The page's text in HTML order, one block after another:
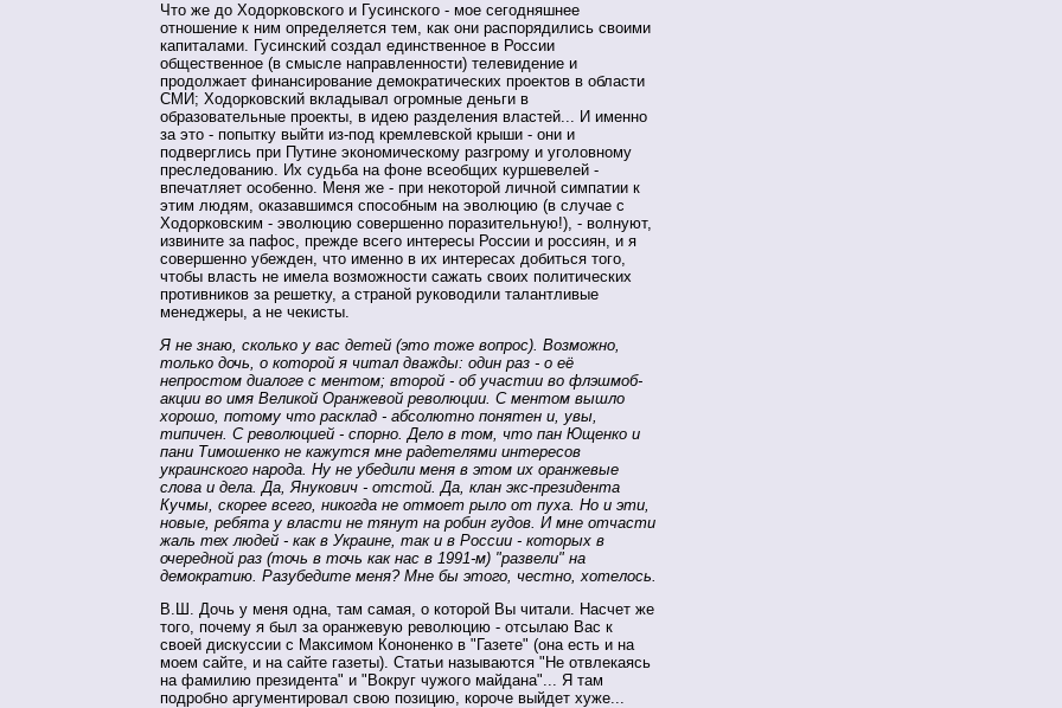
Что же до Ходорковского и Гусинского - мое сегодняшнее
отношение к ним определяется тем, как они распорядились своими
капиталами. Гусинский создал единственное в России
общественное (в смысле направленности) телевидение и
продолжает финансирование демократических проектов в области
СМИ; Ходорковский вкладывал огромные деньги в
образовательные проекты, в идею разделения властей... И именно
за это - попытку выйти из-под кремлевской крыши - они и
подверглись при Путине экономическому разгрому и уголовному
преследованию. Их судьба на фоне всеобщих куршевелей -
впечатляет особенно. Меня же - при некоторой личной симпатии к
этим людям, оказавшимся способным на эволюцию (в случае с
Ходорковским - эволюцию совершенно поразительную!), - волнуют,
извините за пафос, прежде всего интересы России и россиян, и я
совершенно убежден, что именно в их интересах добиться того,
чтобы власть не имела возможности сажать своих политических
противников за решетку, а страной руководили талантливые
менеджеры, а не чекисты.
Я не знаю, сколько у вас детей (это тоже вопрос). Возможно,
только дочь, о которой я читал дважды: один раз - о её
непростом диалоге с ментом; второй - об участии во флэшмоб-
акции во имя Великой Оранжевой революции. С ментом вышло
хорошо, потому что расклад - абсолютно понятен и, увы,
типичен. С революцией - спорно. Дело в том, что пан Ющенко и
пани Тимошенко не кажутся мне радетелями интересов
украинского народа. Ну не убедили меня в этом их оранжевые
слова и дела. Да, Янукович - отстой. Да, клан экс-президента
Кучмы, скорее всего, никогда не отмоет рыло от пуха. Но и эти,
новые, ребята у власти не тянут на робин гудов. И мне отчасти
жаль тех людей - как в Украине, так и в России - которых в
очередной раз (точь в точь как нас в 1991-м) "развели" на
демократию. Разубедите меня? Мне бы этого, честно, хотелось.
В.Ш. Дочь у меня одна, там самая, о которой Вы читали. Насчет же
того, почему я был за оранжевую революцию - отсылаю Вас к
своей дискуссии с Максимом Кононенко в "Газете" (она есть и на
моем сайте, и на сайте газеты). Статьи называются "Не отвлекаясь
на фамилию президента" и "Вокруг чужого майдана"... Я там
подробно аргументировал свою позицию, короче выйдет хуже...